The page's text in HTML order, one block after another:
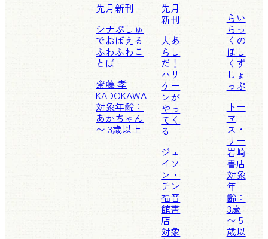
先月新刊
シナぷしゅ
でおぼえる
ふわふわこ
とば
齋藤 孝
KADOKAWA
対象年齢：
あかちゃん
〜 3歳以上
先月
新刊
大あ
らし
だ！
ハリ
ケー
ンが
やっ
てく
る
ジェ
イソ
ン・
チン
福音
館書
店
対象
らい
らっ
くの
ほし
くず
しょ
っぷ
トー
マ
ス・
リー
岩崎
書店
対象
年
齢：
3歳
〜 5
歳以